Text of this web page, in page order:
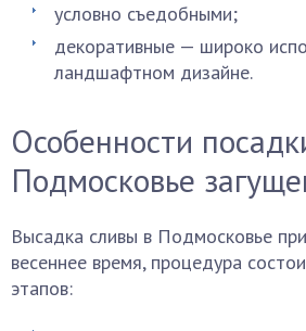
условно съедобными;
декоративные — широко
ландшафтном дизайне.
Особенности
Подмосковье
Высадка сливы в Подмосковье
весеннее время, процедура
этапов: